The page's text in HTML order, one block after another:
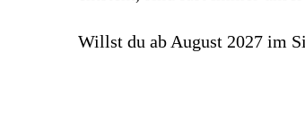
Willst du ab August 2027 im